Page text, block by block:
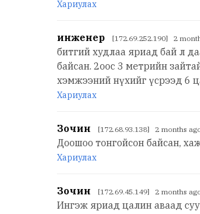
Хариулах
инженер [172.69.252.190] 2
битгий худлаа яриад бай л
байсан. 2оос 3 метрийн
хэмжээний нүхийг үсрээд 6
Хариулах
Зочин [172.68.93.138] 2 months
Доошоо тонгойсон байсан,
Хариулах
Зочин [172.69.45.149] 2 months
Ингэж яриад цалин аваад